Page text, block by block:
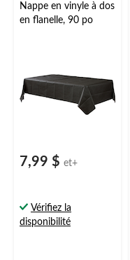
ouvrira
le
ouvrira
le
Nappe en vinyle à dos
en flanelle, 90 po
7,99 $ et+
Vérifiez la
disponibilité